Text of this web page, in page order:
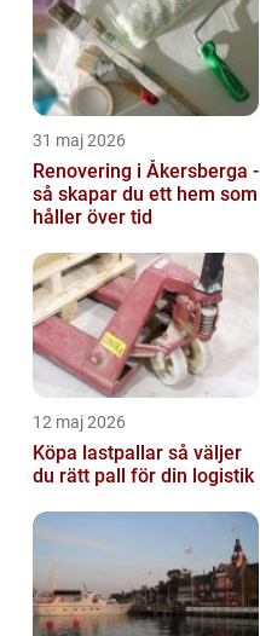
31 maj 2026
Renovering i Åkersberga -
så skapar du ett hem som
håller över tid
12 maj 2026
Köpa lastpallar så väljer
du rätt pall för din logistik